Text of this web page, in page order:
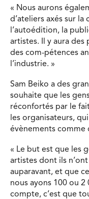
« Nous aurons
d’ateliers axés sur
l’autoédition, la
artistes. Il y aura
des com-pétences
l’industrie. »
Sam Beiko a des
souhaite que les
réconfortés par le
les organisateurs,
évènements comme
« Le but est que les
artistes dont ils
auparavant, et que
nous ayons 100 ou
compte, c’est que